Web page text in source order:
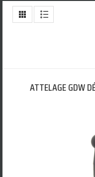
ATTELAGE GDW